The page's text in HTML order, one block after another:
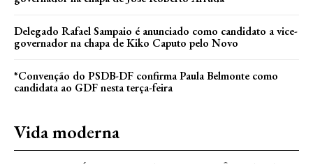
Delegado Rafael Sampaio é anunciado como candidato a vice-
governador na chapa de Kiko Caputo pelo Novo
*Convenção do PSDB-DF confirma Paula Belmonte como
candidata ao GDF nesta terça-feira
Vida moderna